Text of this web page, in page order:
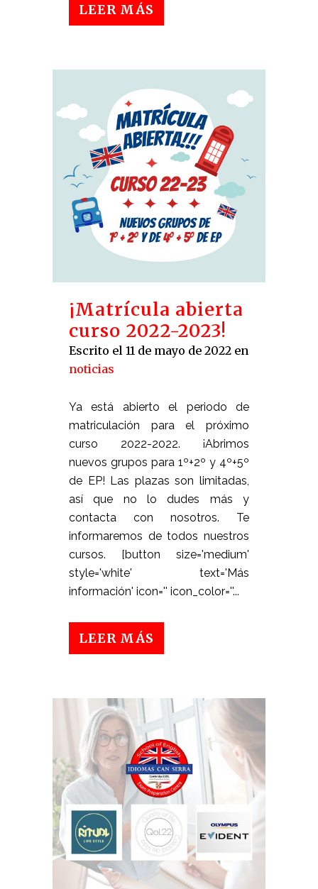
LEER MÁS
¡Matrícula abierta
curso 2022-2023!
Escrito el 11 de mayo de 2022 en
noticias
Ya está abierto el periodo de
matriculación para el próximo
curso 2022-2022. ¡Abrimos
nuevos grupos para 1º+2º y 4º+5º
de EP! Las plazas son limitadas,
así que no lo dudes más y
contacta con nosotros. Te
informaremos de todos nuestros
cursos. [button size='medium'
style='white' text='Más
información' icon='' icon_color=''...
LEER MÁS